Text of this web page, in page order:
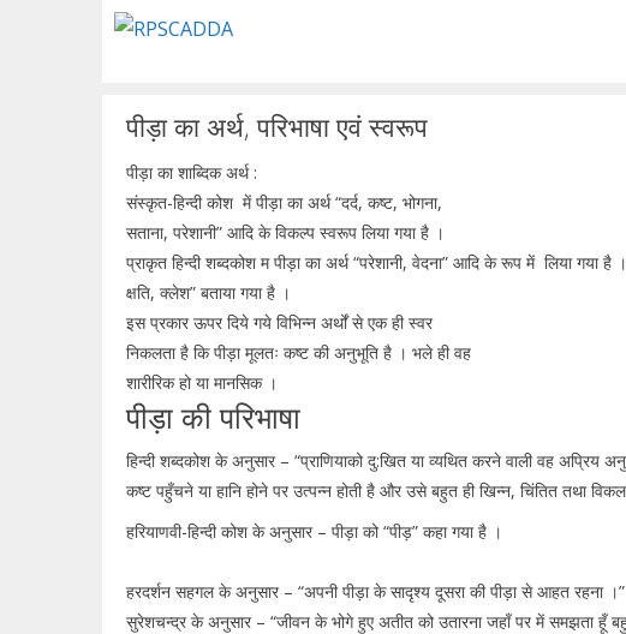
पीड़ा का अर्थ, परिभाषा एवं स्वरूप
पीड़ा का शाब्दिक अर्थ :
संस्कृत-हिन्दी कोश में पीड़ा का अर्थ “दर्द, कष्ट, भोगना,
सताना, परेशानी” आदि के विकल्प स्वरूप लिया गया है ।
प्राकृत हिन्दी शब्दकोश म पीड़ा का अर्थ “परेशानी, वेदना” आदि के रूप में लिया गया
क्षति, क्लेश” बताया गया है ।
इस प्रकार ऊपर दिये गये विभिन्न अर्थों से एक ही स्वर
निकलता है कि पीड़ा मूलतः कष्ट की अनुभूति है । भले ही वह
शारीरिक हो या मानसिक ।
पीड़ा की परिभाषा
हिन्दी शब्दकोश के अनुसार – “प्राणियाको दु:खित या व्यथित करने वाली वह अप्रिय
कष्ट पहुँचने या हानि होने पर उत्पन्न होती है और उसे बहुत ही खिन्न, चिंतित तथा
हरियाणवी-हिन्दी कोश के अनुसार – पीड़ा को “पीड़” कहा गया है ।
हरदर्शन सहगल के अनुसार – “अपनी पीड़ा के सादृश्य दूसरा की पीड़ा से आहत रहना ।”
सुरेशचन्द्र के अनुसार – “जीवन के भोगे हुए अतीत को उतारना जहाँ पर में समझता हूँ